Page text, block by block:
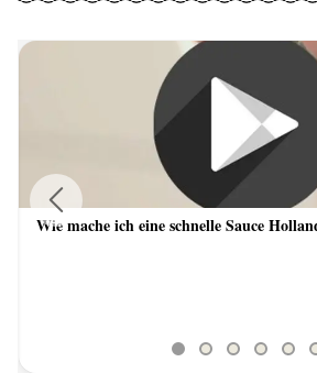
Wie mache ich eine schnelle Sauce
Previous